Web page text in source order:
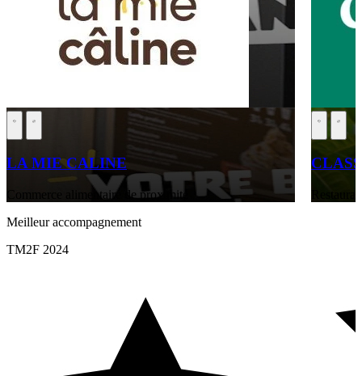
LA MIE CALINE
Commerce alimentaire de proximité
Meilleur accompagnement
TM2F 2024